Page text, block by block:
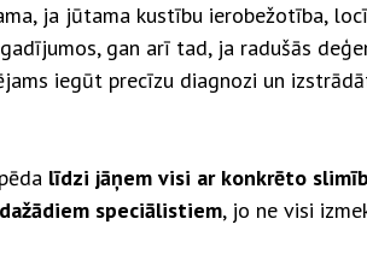
ja jūtama kustību ierobežotība,
gan arī tad, ja radušās
iegūt precīzu diagnozi un
līdzi jāņem visi ar konkrēto
speciālistiem, jo ne visi